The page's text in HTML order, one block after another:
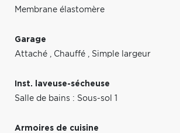
Membrane élastomère
Garage
Attaché , Chauffé , Simple largeur
Inst. laveuse-sécheuse
Salle de bains : Sous-sol 1
Armoires de cuisine